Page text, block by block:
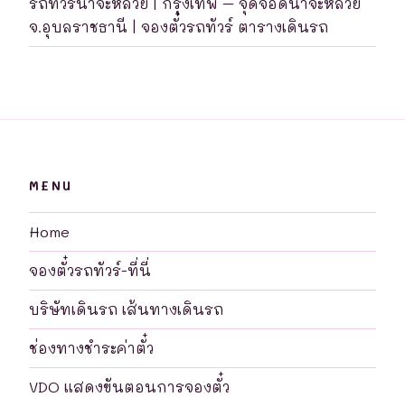
จ.อุบลราชธานี | จองตั๋วรถทัวร์ ตารางเดินรถ
MENU
Home
จองตั๋วรถทัวร์-ที่นี่
บริษัทเดินรถ เส้นทางเดินรถ
ช่องทางชำระค่าตั๋ว
VDO แสดงขันตอนการจองตั๋ว